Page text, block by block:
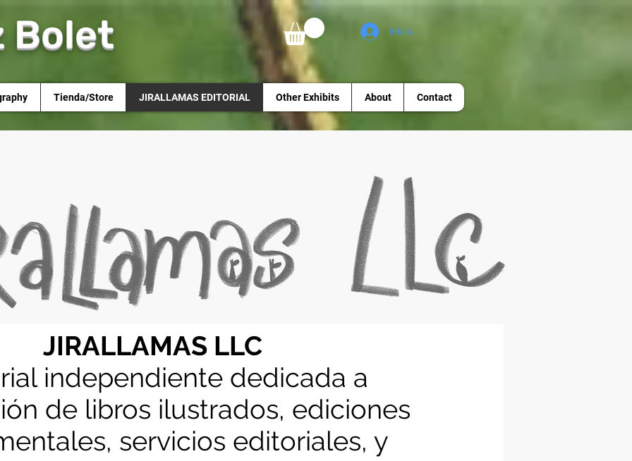
Bolet Iniciar sesión
Tienda/Store JIRALLAMAS EDITORIAL Other Exhibits About Contact
JIRALLAMAS LLC
independiente dedicada a
de libros ilustrados, ediciones
servicios editoriales, y